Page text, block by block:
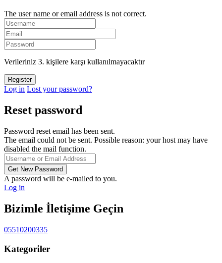
The user name or email address is not correct.
Verileriniz 3. kişilere karşı kullanılmayacaktır
Log in Lost your password?
Reset password
Password reset email has been sent.
The email could not be sent. Possible reason: your host may have
disabled the mail function.
A password will be e-mailed to you.
Log in
Bizimle İletişime Geçin
05510200335
Kategoriler